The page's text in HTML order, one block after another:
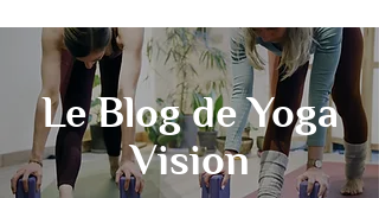
Le Blog de Yoga
Vision